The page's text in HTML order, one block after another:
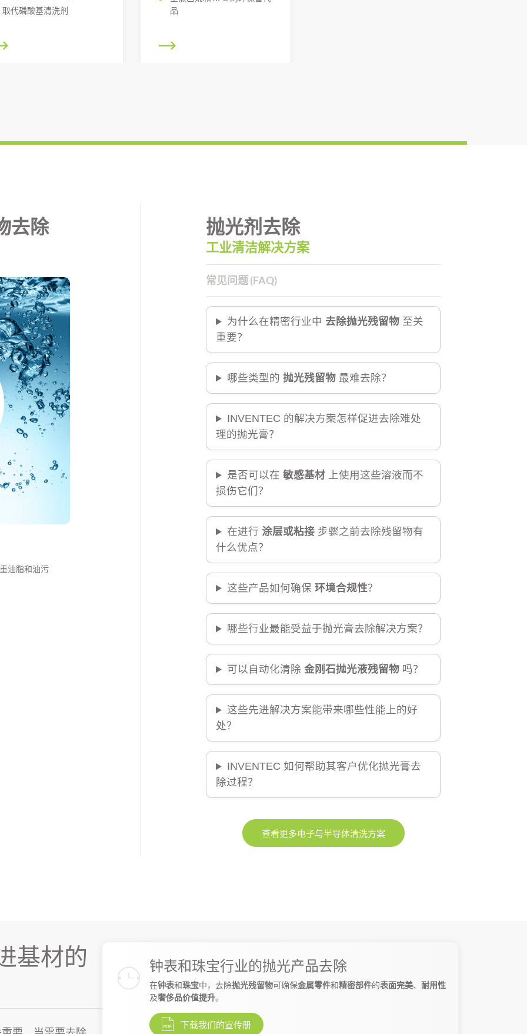
取代磷酸基清洗剂
品
去除
油脂和油污
抛光剂去除
工业清洁解决方案
常见问题 (FAQ)
为什么在精密行业中 去除抛光残留物至关
重要？
哪些类型的 抛光残留物最难去除？
INVENTEC 的解决方案怎样促进去除难处
理的抛光膏？
是否可以在 敏感基材上使用这些溶液而不
损伤它们？
在进行 涂层或粘接步骤之前去除残留物有
什么优点？
这些产品如何确保 环境合规性？
哪些行业最能受益于抛光膏去除解决方案？
可以自动化清除 金刚石抛光液残留物吗？
这些先进解决方案能带来哪些性能上的好
处？
INVENTEC 如何帮助其客户优化抛光膏去
除过程？
查看更多电子与半导体清洗方案
基材的 钟表和珠宝行业的抛光产品去除
在钟表和珠宝中，去除抛光残留物可确保金属零件和精密部件的表面完美、 耐用性
及奢侈品价值提升。
下载我们的宣传册